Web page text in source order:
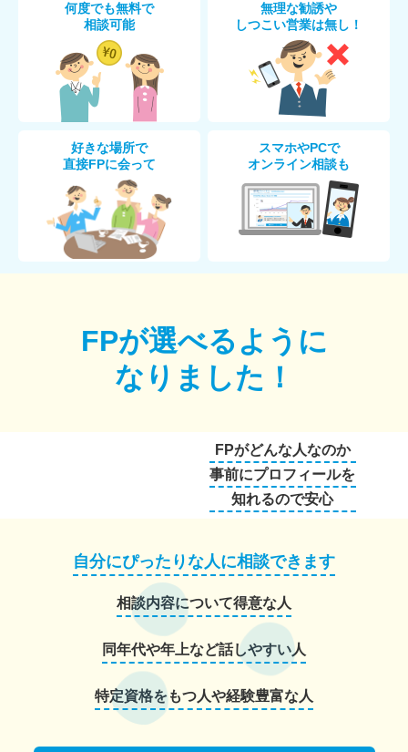
何度でも無料で
相談可能
無理な勧誘や
しつこい営業は無し！
好きな場所で
直接FPに会って
スマホやPCで
オンライン相談も
FPが選べるように
なりました！
FPがどんな人なのか
事前にプロフィールを
知れるので安心
自分にぴったりな人に相談できます
相談内容について得意な人
同年代や年上など話しやすい人
特定資格をもつ人や経験豊富な人